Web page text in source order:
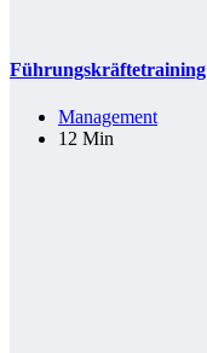
Führungskräftetraining
Management
12 Min